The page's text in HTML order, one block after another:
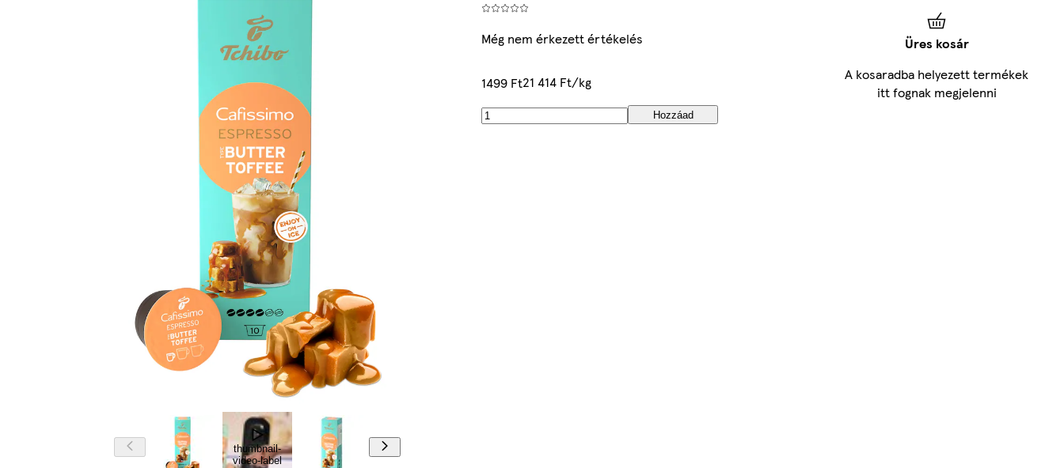
thumbnail-
video-label
Még nem érkezett értékelés
1499 Ft21 414 Ft/kg
Hozzáad
Üres kosár
A kosaradba helyezett termékek
itt fognak megjelenni